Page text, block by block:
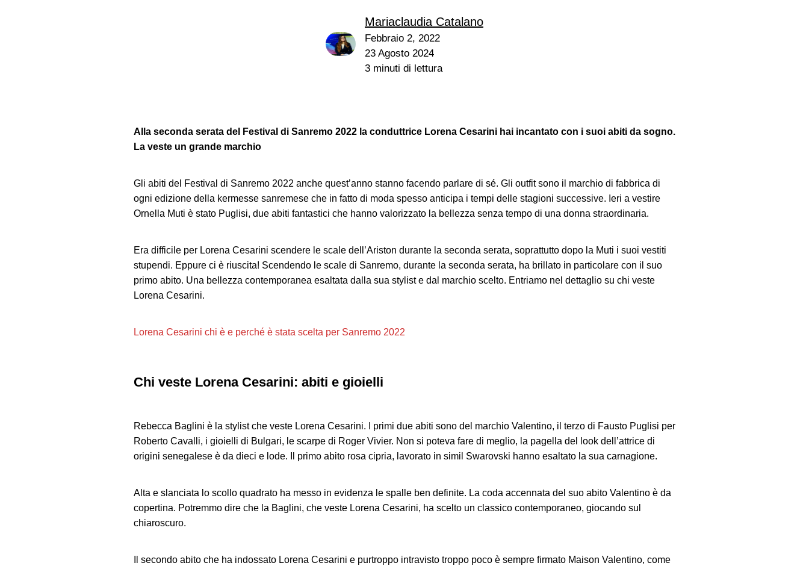
Mariaclaudia Catalano
Febbraio 2, 2022
23 Agosto 2024
3 minuti di lettura
Alla seconda serata del Festival di Sanremo 2022 la conduttrice Lorena Cesarini hai incantato con i suoi abiti da sogno.
La veste un grande marchio
Gli abiti del Festival di Sanremo 2022 anche quest’anno stanno facendo parlare di sé. Gli outfit sono il marchio di fabbrica di
ogni edizione della kermesse sanremese che in fatto di moda spesso anticipa i tempi delle stagioni successive. Ieri a vestire
Ornella Muti è stato Puglisi, due abiti fantastici che hanno valorizzato la bellezza senza tempo di una donna straordinaria.
Era difficile per Lorena Cesarini scendere le scale dell’Ariston durante la seconda serata, soprattutto dopo la Muti i suoi vestiti
stupendi. Eppure ci è riuscita! Scendendo le scale di Sanremo, durante la seconda serata, ha brillato in particolare con il suo
primo abito. Una bellezza contemporanea esaltata dalla sua stylist e dal marchio scelto. Entriamo nel dettaglio su chi veste
Lorena Cesarini.
Lorena Cesarini chi è e perché è stata scelta per Sanremo 2022
Chi veste Lorena Cesarini: abiti e gioielli
Rebecca Baglini è la stylist che veste Lorena Cesarini. I primi due abiti sono del marchio Valentino, il terzo di Fausto Puglisi per
Roberto Cavalli, i gioielli di Bulgari, le scarpe di Roger Vivier. Non si poteva fare di meglio, la pagella del look dell’attrice di
origini senegalese è da dieci e lode. Il primo abito rosa cipria, lavorato in simil Swarovski hanno esaltato la sua carnagione.
Alta e slanciata lo scollo quadrato ha messo in evidenza le spalle ben definite. La coda accennata del suo abito Valentino è da
copertina. Potremmo dire che la Baglini, che veste Lorena Cesarini, ha scelto un classico contemporaneo, giocando sul
chiaroscuro.
Il secondo abito che ha indossato Lorena Cesarini e purtroppo intravisto troppo poco è sempre firmato Maison Valentino, come